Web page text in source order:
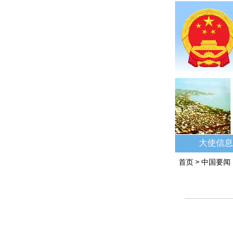
大使信息
首页 > 中国要闻